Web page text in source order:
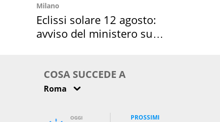
Milano
Eclissi solare 12 agosto:
avviso del ministero su